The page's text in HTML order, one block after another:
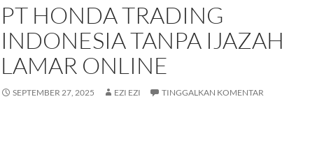
PT HONDA TRADING
INDONESIA TANPA IJAZAH
LAMAR ONLINE
SEPTEMBER 27, 2025 EZI EZI TINGGALKAN KOMENTAR